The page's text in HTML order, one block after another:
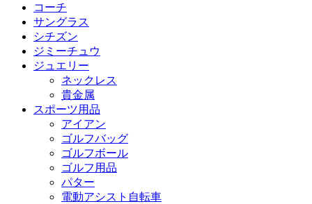
コーチ
サングラス
シチズン
ジミーチュウ
ジュエリー
ネックレス
貴金属
スポーツ用品
アイアン
ゴルフバッグ
ゴルフボール
ゴルフ用品
パター
電動アシスト自転車